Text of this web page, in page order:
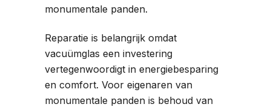
monumentale panden.
Reparatie is belangrijk omdat
vacuümglas een investering
vertegenwoordigt in energiebesparing
en comfort. Voor eigenaren van
monumentale panden is behoud van